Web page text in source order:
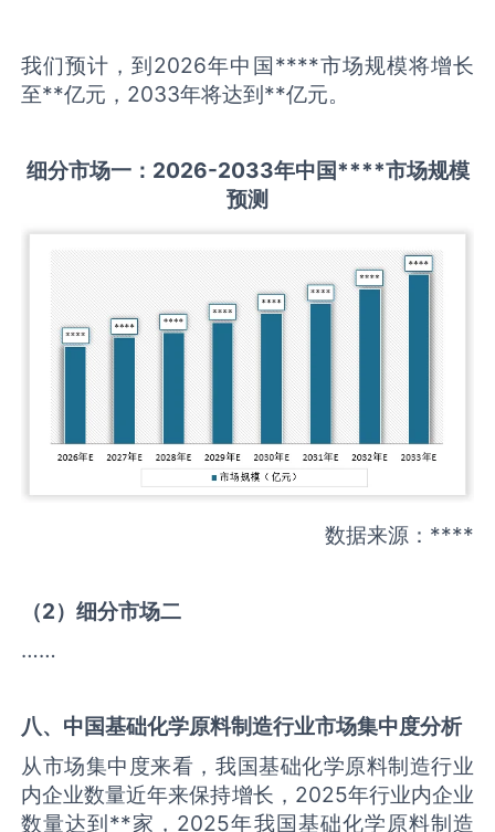
我们预计，到2026年中国****市场规模将增长
至**亿元，2033年将达到**亿元。
细分市场一： 2026-2033年中国****市场规模
预测
数据来源：****
（2）细分市场二
……
八、中国基础化学原料制造行业市场集中度分析
从市场集中度来看，我国基础化学原料制造行业
内企业数量近年来保持增长，2025年行业内企业
数量达到**家，2025年我国基础化学原料制造